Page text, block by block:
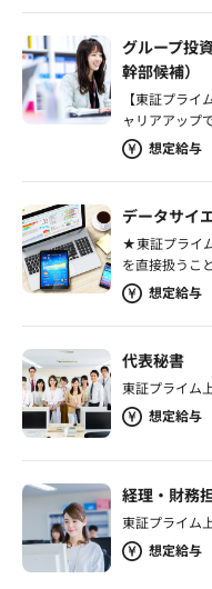
グループ投
幹部候補）
【東証プラ
ャリアアップ
想定給与
データサイ
★東証プライ
を直接扱うこ
想定給与
代表秘書
東証プライム
想定給与
経理・財務
東証プライム
想定給与